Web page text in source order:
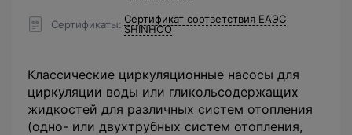
Сертификаты Сертификат соответствия ЕАЭС
SHINHOO
Классические циркуляционные насосы для
циркуляции воды или гликольсодержащих
жидкостей для различных систем отопления
(одно- или двухтрубных систем отопления,